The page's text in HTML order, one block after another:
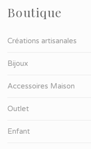
Boutique
Créations artisanales
Bijoux
Accessoires Maison
Outlet
Enfant